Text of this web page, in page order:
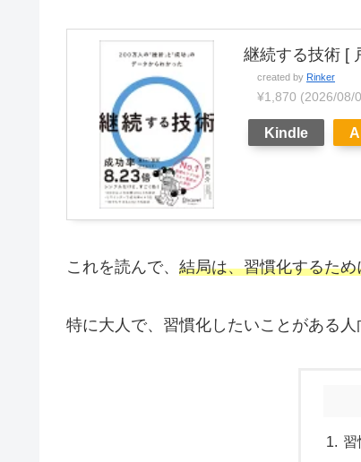
継続する技術 [
created by Rinker
¥1,870 (2026/08/
Kindle
これを読んで、 結局は、習慣化するた
特に大人で、習慣化したいことがある
習